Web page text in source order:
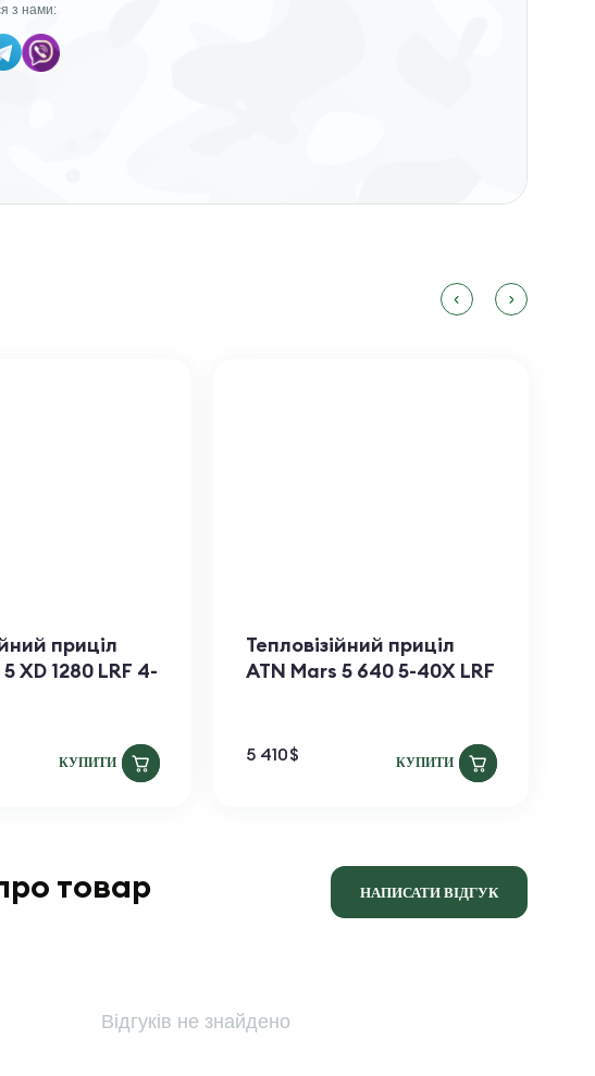
з нами:
приціл
XD 1280 LRF 4-
КУПИТИ
Тепловізійний приціл
ATN Mars​ 5 640 5-40X LRF
5 410$ КУПИТИ
товар НАПИСАТИ ВІДГУК
Відгуків не знайдено